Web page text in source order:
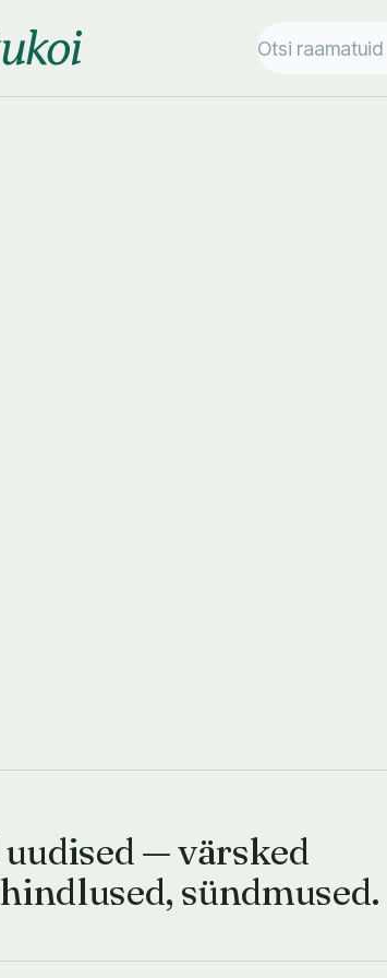
— värsked
sündmused.